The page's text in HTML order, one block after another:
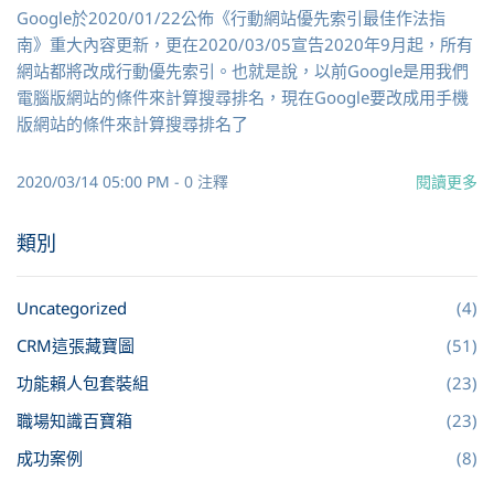
Google於2020/01/22公佈《行動網站優先索引最佳作法指
南》重大內容更新，更在2020/03/05宣告2020年9月起，所有
網站都將改成行動優先索引。也就是說，以前Google是用我們
電腦版網站的條件來計算搜尋排名，現在Google要改成用手機
版網站的條件來計算搜尋排名了
2020/03/14 05:00 PM - 0 注釋 閱讀更多
類別
Uncategorized
(4)
CRM這張藏寶圖
(51)
功能賴人包套裝組
(23)
職場知識百寶箱
(23)
成功案例
(8)